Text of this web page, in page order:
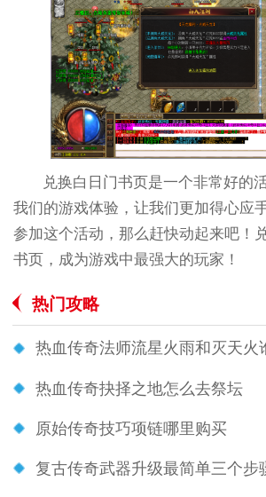
兑换白日门书页是一个非常好的
我们的游戏体验，让我们更加得心应
参加这个活动，那么赶快动起来吧！
书页，成为游戏中最强大的玩家！
热门攻略
热血传奇法师流星火雨和灭天火
热血传奇抉择之地怎么去祭坛
原始传奇技巧项链哪里购买
复古传奇武器升级最简单三个步